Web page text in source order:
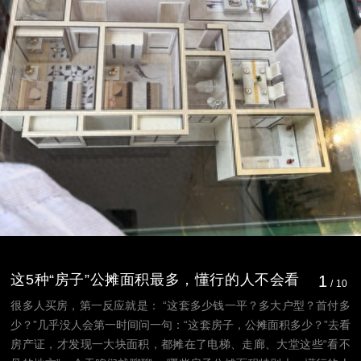
1 / 10
这5种“房子”公摊面积最多，懂行的人不会看
一眼
很多人买房，第一反应就是： “这套多少钱一平？多大户型？首付多
少？”几乎没人会第一时间问一句：“这套房子，公摊面积多少？”去看
房产证，才发现一大块面积，都摊在了电梯、走廊、大堂这些“看不